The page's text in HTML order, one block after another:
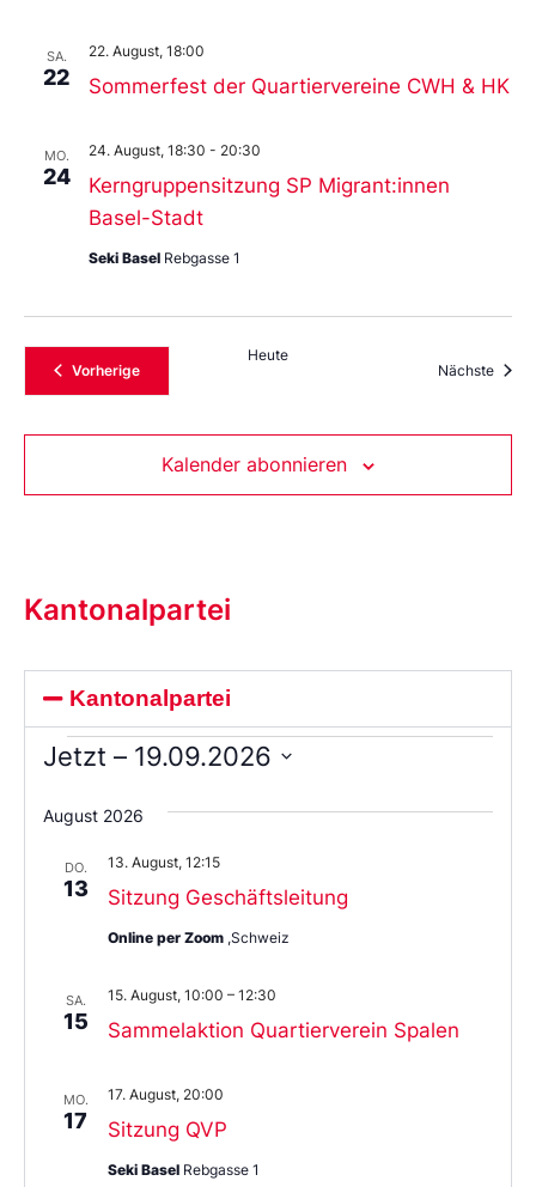
SA.
22 Sommerfest der Quartiervereine CWH & HK
22. August, 18:00
MO.
24
Kerngruppensitzung SP Migrant:innen
Basel-Stadt
24. August, 18:30 - 20:30
Seki Basel Rebgasse 1
VorherigeVeranstaltungen
Heute
Nächste
Kalender abonnieren
Kantonalpartei
Kantonalpartei
Jetzt – 19.09.2026
Sie
das
aus.
August 2026
DO.
13 Sitzung Geschäftsleitung
13. August, 12:15
Online per Zoom ,Schweiz
SA.
15 Sammelaktion Quartierverein Spalen
15. August, 10:00 – 12:30
MO.
17 Sitzung QVP
17. August, 20:00
Seki Basel Rebgasse 1